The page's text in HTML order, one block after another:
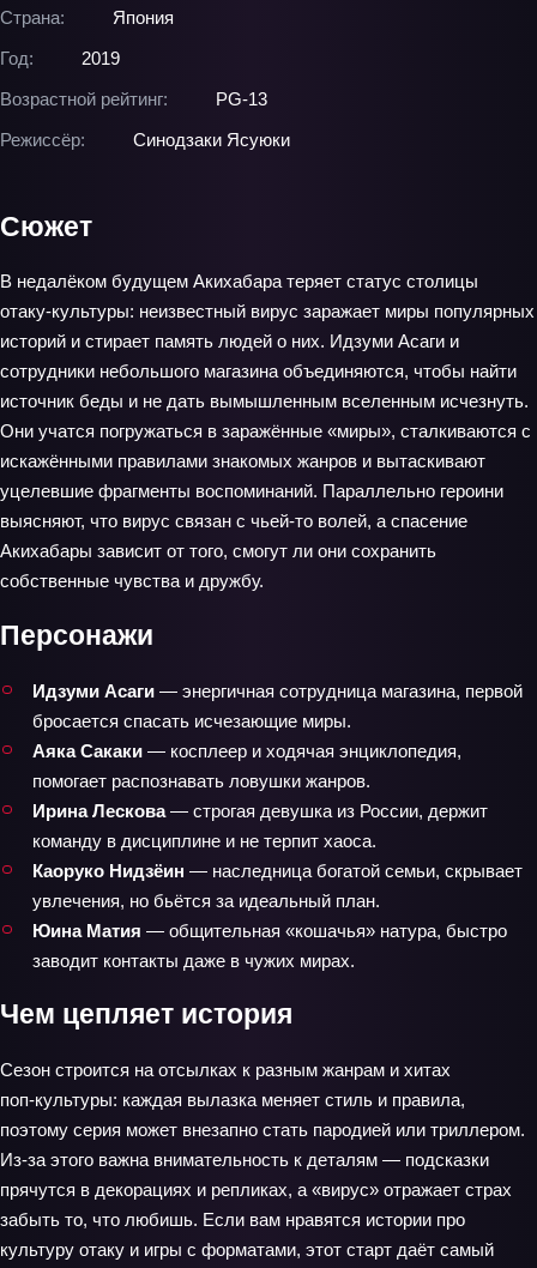
Страна:
Япония
Год:
2019
Возрастной рейтинг:
PG-13
Режиссёр:
Синодзаки Ясуюки
Сюжет
В недалёком будущем Акихабара теряет статус столицы
отаку‑культуры: неизвестный вирус заражает миры популярных
историй и стирает память людей о них. Идзуми Асаги и
сотрудники небольшого магазина объединяются, чтобы найти
источник беды и не дать вымышленным вселенным исчезнуть.
Они учатся погружаться в заражённые «миры», сталкиваются с
искажёнными правилами знакомых жанров и вытаскивают
уцелевшие фрагменты воспоминаний. Параллельно героини
выясняют, что вирус связан с чьей‑то волей, а спасение
Акихабары зависит от того, смогут ли они сохранить
собственные чувства и дружбу.
Персонажи
Идзуми Асаги — энергичная сотрудница магазина, первой
бросается спасать исчезающие миры.
Аяка Сакаки — косплеер и ходячая энциклопедия,
помогает распознавать ловушки жанров.
Ирина Лескова— строгая девушка из России, держит
команду в дисциплине и не терпит хаоса.
Каоруко Нидзёин — наследница богатой семьи, скрывает
увлечения, но бьётся за идеальный план.
Юина Матия — общительная «кошачья» натура, быстро
заводит контакты даже в чужих мирах.
Чем цепляет история
Сезон строится на отсылках к разным жанрам и хитах
поп‑культуры: каждая вылазка меняет стиль и правила,
поэтому серия может внезапно стать пародией или триллером.
Из‑за этого важна внимательность к деталям — подсказки
прячутся в декорациях и репликах, а «вирус» отражает страх
забыть то, что любишь. Если вам нравятся истории про
культуру отаку и игры с форматами, этот старт даёт самый